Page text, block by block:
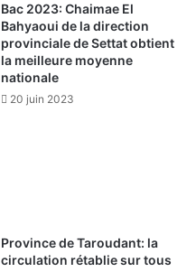
Bac 2023: Chaimae El
Bahyaoui de la direction
provinciale de Settat obtient
la meilleure moyenne
nationale
20 juin 2023
Province de Taroudant: la
circulation rétablie sur tous